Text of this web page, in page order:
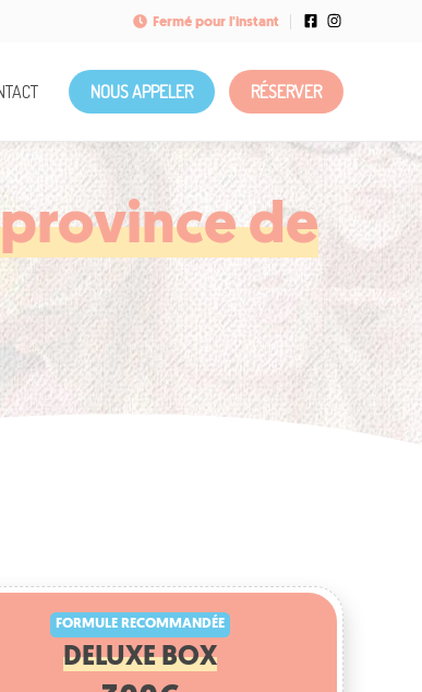
Fermé pour l'instant
NOUS APPELER RÉSERVER
de
FORMULE RECOMMANDÉE
DELUXE BOX
300€